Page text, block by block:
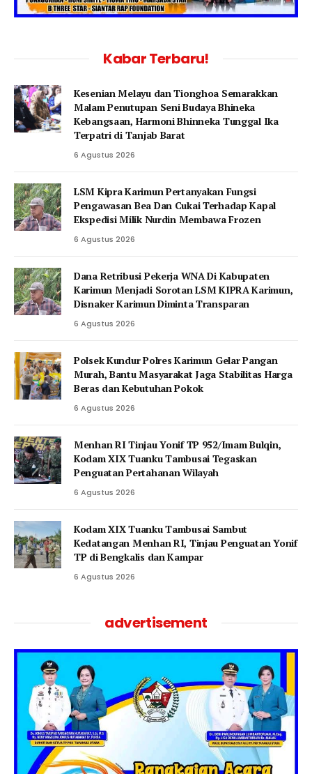
Kabar Terbaru!
Kesenian Melayu dan Tionghoa Semarakkan
Malam Penutupan Seni Budaya Bhineka
Kebangsaan, Harmoni Bhinneka Tunggal Ika
Terpatri di Tanjab Barat
6 Agustus 2026
LSM Kipra Karimun Pertanyakan Fungsi
Pengawasan Bea Dan Cukai Terhadap Kapal
Ekspedisi Milik Nurdin Membawa Frozen
6 Agustus 2026
Dana Retribusi Pekerja WNA Di Kabupaten
Karimun Menjadi Sorotan LSM KIPRA Karimun,
Disnaker Karimun Diminta Transparan
6 Agustus 2026
Polsek Kundur Polres Karimun Gelar Pangan
Murah, Bantu Masyarakat Jaga Stabilitas Harga
Beras dan Kebutuhan Pokok
6 Agustus 2026
Menhan RI Tinjau Yonif TP 952/Imam Bulqin,
Kodam XIX Tuanku Tambusai Tegaskan
Penguatan Pertahanan Wilayah
6 Agustus 2026
Kodam XIX Tuanku Tambusai Sambut
Kedatangan Menhan RI, Tinjau Penguatan Yonif
TP di Bengkalis dan Kampar
6 Agustus 2026
advertisement